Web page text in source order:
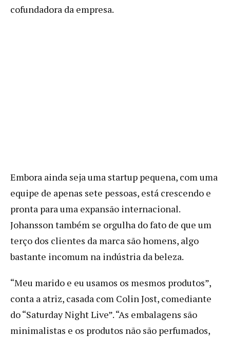
cofundadora da empresa.
Embora ainda seja uma startup pequena, com uma
equipe de apenas sete pessoas, está crescendo e
pronta para uma expansão internacional.
Johansson também se orgulha do fato de que um
terço dos clientes da marca são homens, algo
bastante incomum na indústria da beleza.
“Meu marido e eu usamos os mesmos produtos”,
conta a atriz, casada com Colin Jost, comediante
do “Saturday Night Live”. “As embalagens são
minimalistas e os produtos não são perfumados,